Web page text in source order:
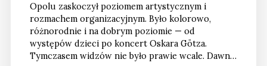
Opolu zaskoczył poziomem artystycznym i
rozmachem organizacyjnym. Było kolorowo,
różnorodnie i na dobrym poziomie — od
występów dzieci po koncert Oskara Götza.
Tymczasem widzów nie było prawie wcale. Dawna